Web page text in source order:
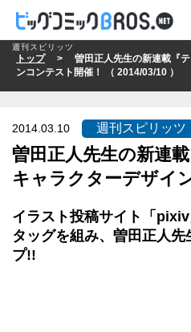
トップ> 曽田正人先生の新連載『テ
ンコンテスト開催！ （ 2014/03/10 ）
週刊スピリッツ
2014.03.10
曽田正人先生の新連
キャラクターデザイ
週刊スピリッツ
イラスト投稿サイト 「pixiv
タッグを組み、曽田正人
プ!!